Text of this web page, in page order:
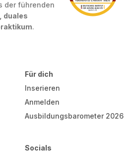
der führenden
duales
.
Für dich
Inserieren
Anmelden
Ausbildungsbarometer 2026
Socials